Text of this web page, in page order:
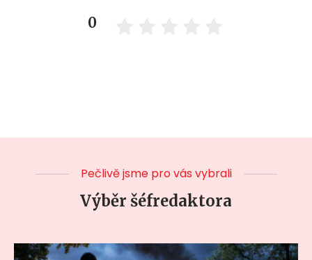
0
Pečlivě jsme pro vás vybrali
Výběr šéfredaktora